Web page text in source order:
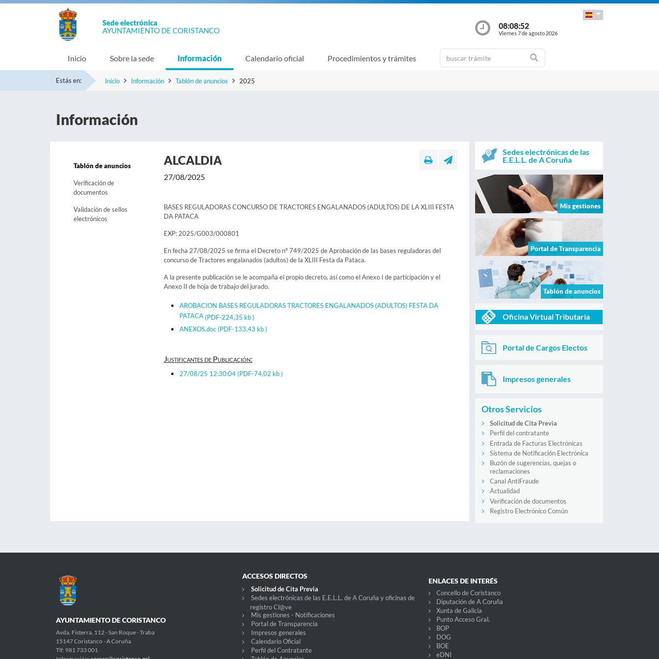
Sede electrónica
AYUNTAMIENTO DE CORISTANCO
08:08:53
Viernes 7 de agosto 2026
Inicio Sobre la sede Información Calendario oficial Procedimientos y trámites
Estás en: Inicio Información Tablón de anuncios 2025
Información
Tablón de anuncios
Verificación de
documentos
Validación de sellos
electrónicos
ALCALDIA
27/08/2025
BASES REGULADORAS CONCURSO DE TRACTORES ENGALANADOS (ADULTOS) DE LA XLIII FESTA
DA PATACA
EXP: 2025/G003/000801
En fecha 27/08/2025 se firma el Decreto nº 749/2025 de Aprobación de las bases reguladoras del
concurso de Tractores engalanados (adultos) de la XLIII Festa da Pataca.
A la presente publicación se le acompaña el propio decreto, así como el Anexo I de participación y el
Anexo II de hoja de trabajo del jurado.
AROBACION BASES REGULADORAS TRACTORES ENGALANADOS (ADULTOS) FESTA DA
PATACA(PDF-224,35 kb )
ANEXOS.doc(PDF-133,43 kb )
Justificantes de Publicación:
27/08/25 12:30:04(PDF-74,02 kb )
Sedes electrónicas de las
E.E.L.L. de A Coruña
Mis gestiones
Portal de Transparencia
Tablón de anuncios
Oficina Virtual Tributaria
Portal de Cargos Electos
Impresos generales
Otros Servicios
Solicitud de Cita Previa
Perfil del contratante
Entrada de Facturas Electrónicas
Sistema de Notificación Electrónica
Buzón de sugerencias, quejas o
reclamaciones
Canal AntiFraude
Actualidad
Verificación de documentos
Registro Electrónico Común
AYUNTAMIENTO DE CORISTANCO
Avda. Fisterra, 112 - San Roque - Traba
15147 Coristanco - A Coruña
Tlf: 981 733 001
ACCESOS DIRECTOS
Solicitud de Cita Previa
Sedes electrónicas de las E.E.L.L. de A Coruña y oficinas de
registro Cl@ve
Mis gestiones - Notificaciones
Portal de Transparencia
Impresos generales
Calendario Oficial
Perfil del Contratante
ENLACES DE INTERÉS
Concello de Coristanco
Diputación de A Coruña
Xunta de Galicia
Punto Acceso Gral.
BOP
DOG
BOE
eDNI